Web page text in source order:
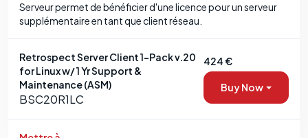
Serveur permet de bénéficier d'une licence pour un serveur
supplémentaire en tant que client réseau.
Retrospect Server Client 1-Pack v.20
for Linux w/ 1 Yr Support &
Maintenance (ASM)
BSC20R1LC
424 €
Buy Now